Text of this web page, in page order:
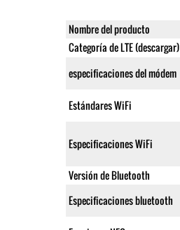
Nombre del producto
Categoría de LTE (descargar)
especificaciones del módem
Estándares WiFi
Especificaciones WiFi
Versión de Bluetooth
Especificaciones bluetooth